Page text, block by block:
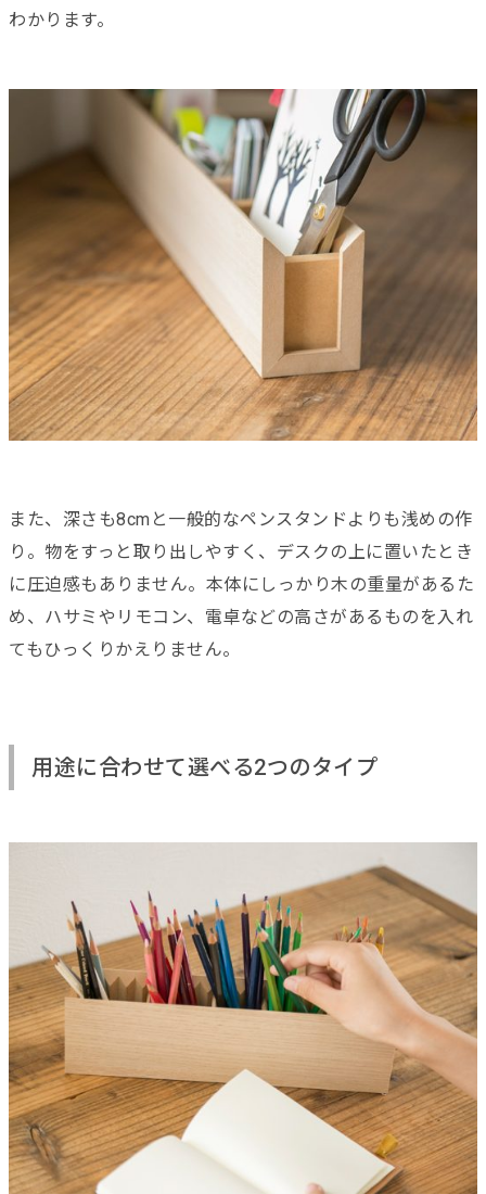
わかります。
また、深さも8cmと一般的なペンスタンドよりも浅めの作
り。物をすっと取り出しやすく、デスクの上に置いたとき
に圧迫感もありません。本体にしっかり木の重量があるた
め、ハサミやリモコン、電卓などの高さがあるものを入れ
てもひっくりかえりません。
用途に合わせて選べる2つのタイプ